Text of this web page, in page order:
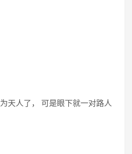
天人了， 可是眼下就一对路人